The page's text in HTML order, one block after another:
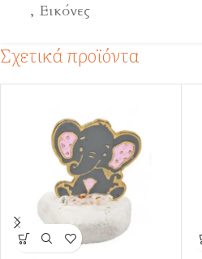
, Εικόνες
Σχετικά προϊόντα